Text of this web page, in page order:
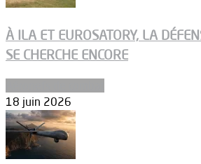
À ILA ET EUROSATORY, LA
SE CHERCHE ENCORE
18 juin 2026